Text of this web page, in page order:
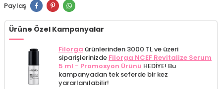
Paylaş
Ürüne Özel Kampanyalar
Filorga ürünlerinden 3000 TL ve üzeri
siparişlerinizde Filorga NCEF Revitalize Serum
5 ml - Promosyon Ürünü HEDİYE! Bu
kampanyadan tek seferde bir kez
yararlanılabilir!